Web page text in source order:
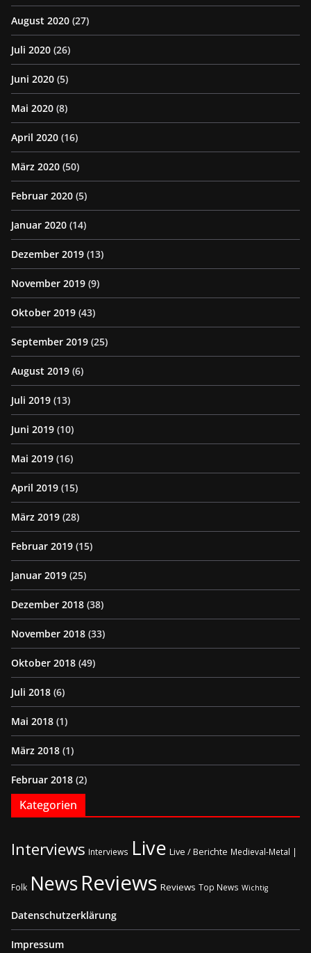
August 2020 (27)
Juli 2020 (26)
Juni 2020 (5)
Mai 2020 (8)
April 2020 (16)
März 2020 (50)
Februar 2020 (5)
Januar 2020 (14)
Dezember 2019 (13)
November 2019 (9)
Oktober 2019 (43)
September 2019 (25)
August 2019 (6)
Juli 2019 (13)
Juni 2019 (10)
Mai 2019 (16)
April 2019 (15)
März 2019 (28)
Februar 2019 (15)
Januar 2019 (25)
Dezember 2018 (38)
November 2018 (33)
Oktober 2018 (49)
Juli 2018 (6)
Mai 2018 (1)
März 2018 (1)
Februar 2018 (2)
Kategorien
Interviews Interviews Live Live / Berichte Medieval-Metal |
Folk NewsReviews Reviews Top News Wichtig
Datenschutzerklärung
Impressum